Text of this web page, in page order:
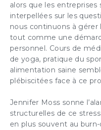
alors que les
interpellées sur les
nous continuons à gérer
tout comme une
personnel. Cours de
de yoga, pratique du
alimentation saine
plébiscitées face à ce
Jennifer Moss sonne
structurelles de ce
en plus souvent au
nos contenus et